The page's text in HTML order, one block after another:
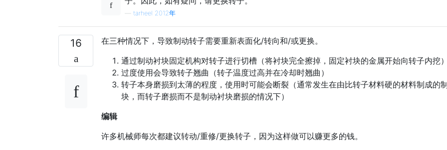
tarheel 2012年
16
在三种情况下，导致制动转子需要重新表面化/转向和/或更换。
通过制动衬块固定机构对转子进行切槽（将衬块完全擦掉，固定衬块的金属开始向转子内挖）
过度使用会导致转子翘曲（转子温度过高并在冷却时翘曲）
转子本身磨损到太薄的程度，使用时可能会断裂（通常发生在由比转子材料硬的材料制成的
块，而转子磨损而不是制动衬块磨损的情况下）
编辑
许多机械师每次都建议转动/重修/更换转子，因为这样做可以赚更多的钱。